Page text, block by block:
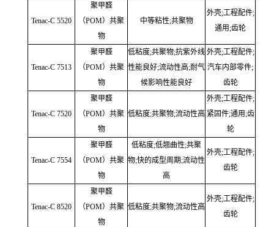
Tenac-C 5520
聚甲醛
（POM）共聚
物
中等粘性;共聚物
外壳;工程配件;
通用;齿轮
Tenac-C 7513
聚甲醛
（POM）共聚
物
低粘度;共聚物;抗紫外线
性能良好;流动性高;耐气
候影响性能良好
外壳;工程配件;
汽车内部零件;
齿轮
Tenac-C 7520
聚甲醛
（POM）共聚
物
低粘度;共聚物;流动性高
外壳;工程配件;
紧固件;通用;齿
轮
Tenac-C 7554
聚甲醛
（POM）共聚
物
低粘度;低翘曲性;共聚
物;快的成型周期;流动性
高
外壳;工程配件;
齿轮
Tenac-C 8520
聚甲醛
（POM）共聚
物
低粘度;共聚物;流动性高
外壳;工程配件;
齿轮